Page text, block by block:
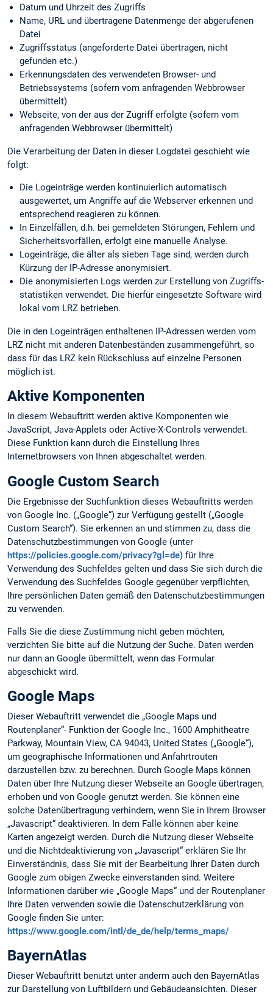
Datum und Uhrzeit des Zugriffs
Name, URL und übertragene Datenmenge der abgerufenen
Datei
Zugriffsstatus (angeforderte Datei übertragen, nicht
gefunden etc.)
Erkennungs­daten des verwendeten Browser- und
Betriebssystems (sofern vom anfragenden Webbrowser
übermittelt)
Webseite, von der aus der Zugriff erfolgte (sofern vom
anfragenden Webbrowser übermittelt)
Die Verarbeitung der Daten in dieser Logdatei geschieht wie
folgt:
Die Logeinträge werden kontinuierlich automatisch
ausgewertet, um Angriffe auf die Webserver erkennen und
entsprechend reagieren zu können.
In Einzelfällen, d.h. bei gemeldeten Störungen, Fehlern und
Sicherheits­vorfällen, erfolgt eine manuelle Analyse.
Logeinträge, die älter als sieben Tage sind, werden durch
Kürzung der IP-Adresse anonymisiert.
Die anonymisierten Logs werden zur Erstellung von Zugriffs­
statistiken verwendet. Die hierfür eingesetzte Software wird
lokal vom LRZ betrieben.
Die in den Logeinträgen enthaltenen IP-Adressen werden vom
LRZ nicht mit anderen Datenbeständen zusammengeführt, so
dass für das LRZ kein Rückschluss auf einzelne Personen
möglich ist.
Aktive Komponenten
In diesem Webauftritt werden aktive Komponenten wie
JavaScript, Java-Applets oder Active-X-Controls verwendet.
Diese Funktion kann durch die Einstellung Ihres
Internetbrowsers von Ihnen abgeschaltet werden.
Google Custom Search
Die Ergebnisse der Suchfunktion dieses Webauftritts werden
von Google Inc. („Google“) zur Verfügung gestellt („Google
Custom Search“). Sie erkennen an und stimmen zu, dass die
Datenschutzbestimmungen von Google (unter
https://policies.google.com/privacy?gl=de) für Ihre
Verwendung des Suchfeldes gelten und dass Sie sich durch die
Verwendung des Suchfeldes Google gegenüber verpflichten,
Ihre persönlichen Daten gemäß den Datenschutzbestimmungen
zu verwenden.
Falls Sie die diese Zustimmung nicht geben möchten,
verzichten Sie bitte auf die Nutzung der Suche. Daten werden
nur dann an Google übermittelt, wenn das Formular
abgeschickt wird.
Google Maps
Dieser Webauftritt verwendet die „Google Maps und
Routenplaner“- Funktion der Google Inc., 1600 Amphitheatre
Parkway, Mountain View, CA 94043, United States („Google“),
um geographische Informationen und Anfahrtrouten
darzustellen bzw. zu berechnen. Durch Google Maps können
Daten über Ihre Nutzung dieser Webseite an Google übertragen,
erhoben und von Google genutzt werden. Sie können eine
solche Datenübertragung verhindern, wenn Sie in Ihrem Browser
„Javascript“ deaktivieren. In dem Falle können aber keine
Karten angezeigt werden. Durch die Nutzung dieser Webseite
und die Nichtdeaktivierung von „Javascript“ erklären Sie Ihr
Einverständnis, dass Sie mit der Bearbeitung Ihrer Daten durch
Google zum obigen Zwecke einverstanden sind. Weitere
Informationen darüber wie „Google Maps“ und der Routenplaner
Ihre Daten verwenden sowie die Datenschutzerklärung von
Google finden Sie unter:
https://www.google.com/intl/de_de/help/terms_maps/
BayernAtlas
Dieser Webauftritt benutzt unter anderm auch den BayernAtlas
zur Darstellung von Luftbildern und Gebäudeansichten. Dieser